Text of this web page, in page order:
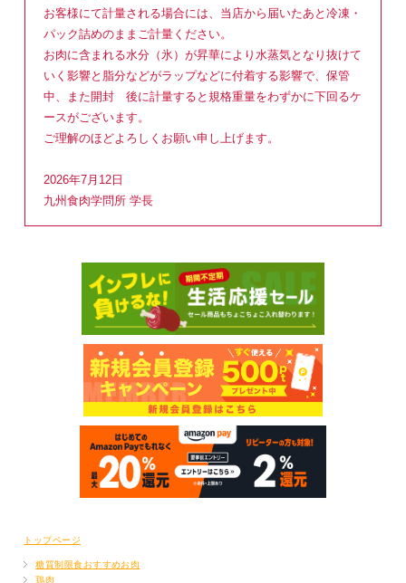
お客様にて計量される場合には、当店から届いたあと冷凍・
パック詰めのままご計量ください。
お肉に含まれる水分（氷）が昇華により水蒸気となり抜けて
いく影響と脂分などがラップなどに付着する影響で、保管
中、また開封 後に計量すると規格重量をわずかに下回るケ
ースがございます。
ご理解のほどよろしくお願い申し上げます。
2026年7月12日
九州食肉学問所 学長
トップページ
糖質制限食おすすめお肉
鶏肉